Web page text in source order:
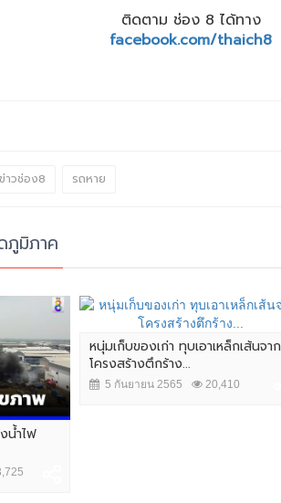
ติดตาม ช่อง 8 ได้ทาง
facebook.com/thaich8
ข่าวช่อง8 รถหาย
ภูมิภาค
น้ำไฟ
หนุ่มเก็บของเก่า ทุบเอาเหล็กเส้นจาก
โครงสร้างตึกร้าง...
5 กันยายน 2565 20,410